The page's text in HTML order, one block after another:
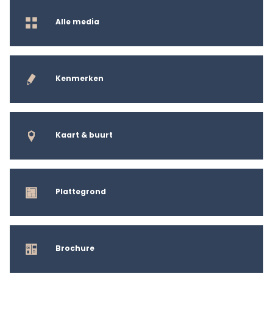
Alle media
Kenmerken
Kaart & buurt
Plattegrond
Brochure